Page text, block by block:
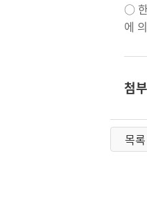
○ 한
에
첨
목록